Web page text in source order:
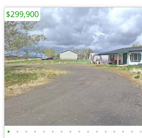
• • • • • • • • • • • • • • • •
$299,900